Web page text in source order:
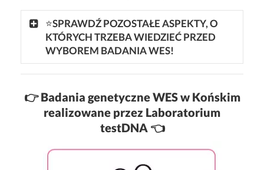
⭐SPRAWDŹ POZOSTAŁE ASPEKTY, O
KTÓRYCH TRZEBA WIEDZIEĆ PRZED
WYBOREM BADANIA WES!
👉Badania genetyczne WES w Końskim
realizowane przez Laboratorium
testDNA 👈